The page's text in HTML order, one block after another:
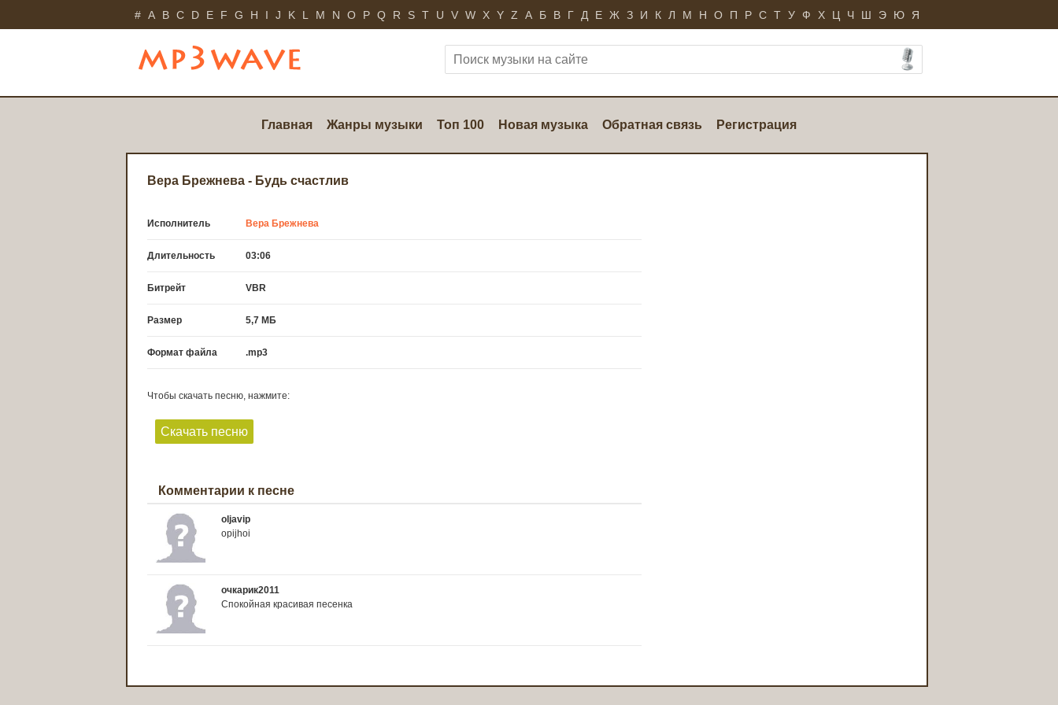
# A B C D E F G H I J K L M N O P Q R S T U V W X Y Z А Б В Г Д Е Ж З И К Л М Н О П Р С Т У Ф Х Ц Ч Ш Э Ю Я
Главная Жанры музыки Топ 100 Новая музыка Обратная связь Регистрация
Вера Брежнева - Будь счастлив
Исполнитель Вера Брежнева
Длительность 03:06
Битрейт VBR
Размер 5,7 МБ
Формат файла .mp3
Чтобы скачать песню, нажмите:
Скачать песню
Комментарии к песне
oljavip
opijhoi
очкарик2011
Спокойная красивая песенка